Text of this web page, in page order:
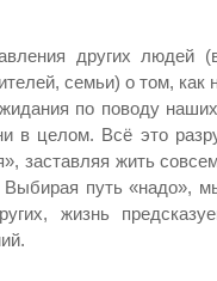
других людей
семьи) о том, как
по поводу
в целом. Всё это
заставляя жить
путь «надо»,
жизнь